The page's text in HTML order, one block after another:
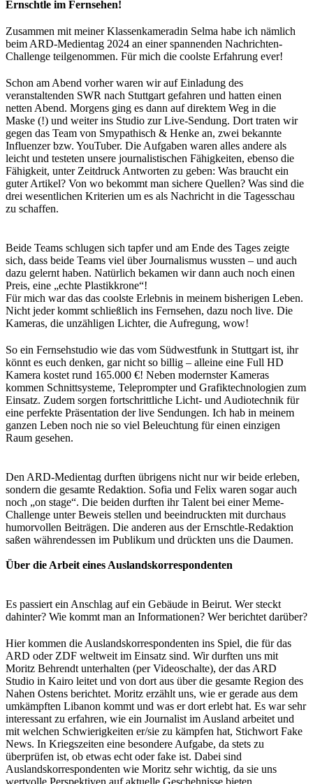
Ernschtle im Fernsehen!
Zusammen mit meiner Klassenkameradin Selma habe ich nämlich
beim ARD-Medientag 2024 an einer spannenden Nachrichten-
Challenge teilgenommen. Für mich die coolste Erfahrung ever!
Schon am Abend vorher waren wir auf Einladung des
veranstaltenden SWR nach Stuttgart gefahren und hatten einen
netten Abend. Morgens ging es dann auf direktem Weg in die
Maske (!) und weiter ins Studio zur Live-Sendung. Dort traten wir
gegen das Team von Smypathisch & Henke an, zwei bekannte
Influenzer bzw. YouTuber. Die Aufgaben waren alles andere als
leicht und testeten unsere journalistischen Fähigkeiten, ebenso die
Fähigkeit, unter Zeitdruck Antworten zu geben: Was braucht ein
guter Artikel? Von wo bekommt man sichere Quellen? Was sind die
drei wesentlichen Kriterien um es als Nachricht in die Tagesschau
zu schaffen.
Beide Teams schlugen sich tapfer und am Ende des Tages zeigte
sich, dass beide Teams viel über Journalismus wussten – und auch
dazu gelernt haben. Natürlich bekamen wir dann auch noch einen
Preis, eine „echte Plastikkrone“!
Für mich war das das coolste Erlebnis in meinem bisherigen Leben.
Nicht jeder kommt schließlich ins Fernsehen, dazu noch live. Die
Kameras, die unzähligen Lichter, die Aufregung, wow!
So ein Fernsehstudio wie das vom Südwestfunk in Stuttgart ist, ihr
könnt es euch denken, gar nicht so billig – alleine eine Full HD
Kamera kostet rund 165.000 €! Neben modernster Kameras
kommen Schnittsysteme, Teleprompter und Grafiktechnologien zum
Einsatz. Zudem sorgen fortschrittliche Licht- und Audiotechnik für
eine perfekte Präsentation der live Sendungen. Ich hab in meinem
ganzen Leben noch nie so viel Beleuchtung für einen einzigen
Raum gesehen.
Den ARD-Medientag durften übrigens nicht nur wir beide erleben,
sondern die gesamte Redaktion. Sofia und Felix waren sogar auch
noch „on stage“. Die beiden durften ihr Talent bei einer Meme-
Challenge unter Beweis stellen und beeindruckten mit durchaus
humorvollen Beiträgen. Die anderen aus der Ernschtle-Redaktion
saßen währendessen im Publikum und drückten uns die Daumen.
Über die Arbeit eines Auslandskorrespondenten
Es passiert ein Anschlag auf ein Gebäude in Beirut. Wer steckt
dahinter? Wie kommt man an Informationen? Wer berichtet darüber?
Hier kommen die Auslandskorrespondenten ins Spiel, die für das
ARD oder ZDF weltweit im Einsatz sind. Wir durften uns mit
Moritz Behrendt unterhalten (per Videoschalte), der das ARD
Studio in Kairo leitet und von dort aus über die gesamte Region des
Nahen Ostens berichtet. Moritz erzählt uns, wie er gerade aus dem
umkämpften Libanon kommt und was er dort erlebt hat. Es war sehr
interessant zu erfahren, wie ein Journalist im Ausland arbeitet und
mit welchen Schwierigkeiten er/sie zu kämpfen hat, Stichwort Fake
News. In Kriegszeiten eine besondere Aufgabe, da stets zu
überprüfen ist, ob etwas echt oder fake ist. Dabei sind
Auslandskorrespondenten wie Moritz sehr wichtig, da sie uns
wertvolle Perspektiven auf aktuelle Geschehnisse bieten.